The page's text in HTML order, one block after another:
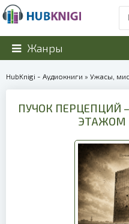
Жанры
HubKnigi - Аудиокниги » Ужасы,
ПУЧОК ПЕРЦЕПЦИЙ
ЭТАЖОМ